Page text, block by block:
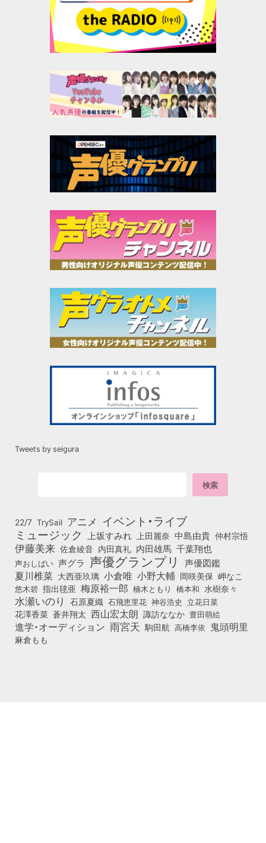
Tweets by seigura
22/7 TrySail アニメ イベント・ライブ
ミュージック 上坂すみれ 上田麗奈 中島由貴 仲村宗悟
伊藤美来 佐倉綾音 内田真礼 内田雄馬 千葉翔也
声おしばい 声グラ 声優グランプリ 声優図鑑
夏川椎菜 大西亜玖璃 小倉唯 小野大輔 岡咲美保 岬なこ
悠木碧 指出毬亜 梅原裕一郎 楠木ともり 橋本和 水樹奈々
水瀬いのり 石原夏織 石飛恵里花 神谷浩史 立花日菜
花澤香菜 蒼井翔太 西山宏太朗 諏訪ななか 豊田萌絵
進学・オーディション 雨宮天 駒田航 高橋李依 鬼頭明里
麻倉もも